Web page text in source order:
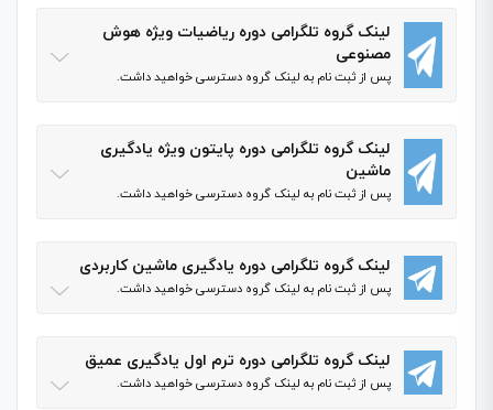
لینک گروه تلگرامی دوره ریاضیات ویژه هوش
مصنوعی
پس از ثبت نام به لینک گروه دسترسی خواهید داشت.
لینک گروه تلگرامی دوره پایتون ویژه یادگیری
ماشین
پس از ثبت نام به لینک گروه دسترسی خواهید داشت.
لینک گروه تلگرامی دوره یادگیری ماشین کاربردی
پس از ثبت نام به لینک گروه دسترسی خواهید داشت.
لینک گروه تلگرامی دوره ترم اول یادگیری عمیق
پس از ثبت نام به لینک گروه دسترسی خواهید داشت.